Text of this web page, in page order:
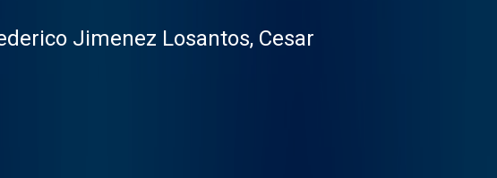
Jimenez Losantos, Cesar